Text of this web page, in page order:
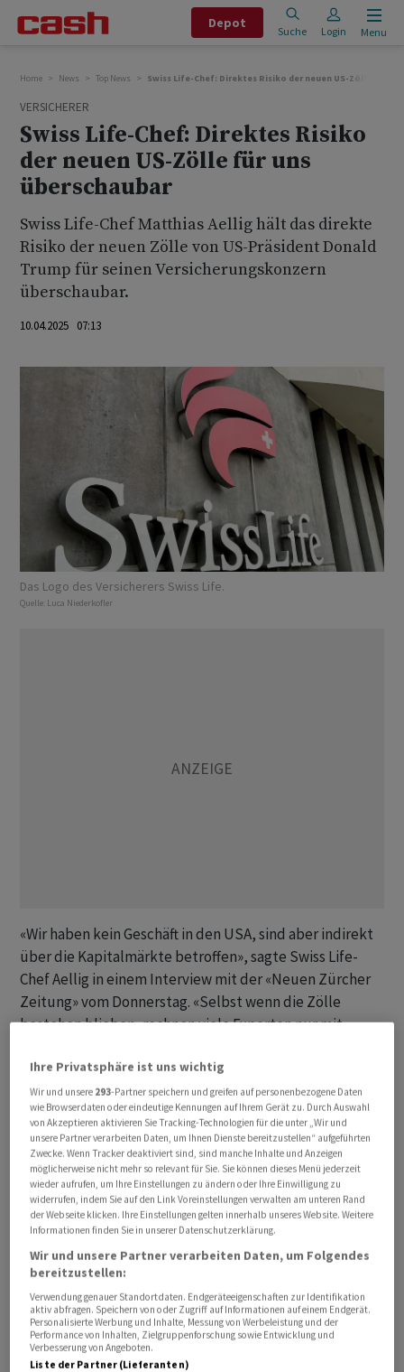
Depot
Suche Login Menu
Home News Top News Swiss Life-Chef: Direktes Risiko der neuen US-Zölle für
VERSICHERER
Swiss Life-Chef: Direktes Risiko
der neuen US-Zölle für uns
überschaubar
Swiss Life-Chef Matthias Aellig hält das direkte
Risiko der neuen Zölle von US-Präsident Donald
Trump für seinen Versicherungskonzern
überschaubar.
10.04.2025 07:13
Das Logo des Versicherers Swiss Life.
Quelle: Luca Niederkofler
«Wir haben kein Geschäft in den USA, sind aber indirekt
über die Kapitalmärkte betroffen», sagte Swiss Life-
Chef Aellig in einem Interview mit der «Neuen Zürcher
Zeitung» vom Donnerstag. «Selbst wenn die Zölle
bestehen blieben, rechnen viele Experten nur mit
in den USA, um einen halben bis ganzen Prozentpunkt.
Das klingt nach wenig, aber es könnte in den USA zu
einer Rezession führen», sagte Aellig.
«Wir sind langfristig investiert, wir beurteilen nicht jede
Tagesbewegung. Aber klar ist: Wenn die Eskalationen
und der Vertrauensverlust weitergehen, kann sich die
Lage deutlich verschärfen. Dann reden wir schnell über
eine globale Rezession», sagte der Chef des
Lebensversicherers weiter.
Wahrscheinlichkeit einer Rezession gestiegen
Die Zölle seien das eine. Noch gefährlicher sei es, wenn
Ihre Privatsphäre ist uns wichtig
Wir und unsere 293-Partner speichern und greifen auf personenbezogene Daten
wie Browserdaten oder eindeutige Kennungen auf Ihrem Gerät zu. Durch Auswahl
von Akzeptieren aktivieren Sie Tracking-Technologien für die unter „Wir und
unsere Partner verarbeiten Daten, um Ihnen Dienste bereitzustellen“ aufgeführten
Zwecke. Wenn Tracker deaktiviert sind, sind manche Inhalte und Anzeigen
möglicherweise nicht mehr so relevant für Sie. Sie können dieses Menü jederzeit
wieder aufrufen, um Ihre Einstellungen zu ändern oder Ihre Einwilligung zu
widerrufen, indem Sie auf den Link Voreinstellungen verwalten am unteren Rand
der Webseite klicken. Ihre Einstellungen gelten innerhalb unseres Website. Weitere
Informationen finden Sie in unserer Datenschutzerklärung.
Wir und unsere Partner verarbeiten Daten, um Folgendes
bereitzustellen:
Verwendung genauer Standortdaten. Endgeräteeigenschaften zur Identifikation
aktiv abfragen. Speichern von oder Zugriff auf Informationen auf einem Endgerät.
Personalisierte Werbung und Inhalte, Messung von Werbeleistung und der
Performance von Inhalten, Zielgruppenforschung sowie Entwicklung und
Verbesserung von Angeboten.
Liste der Partner (Lieferanten)